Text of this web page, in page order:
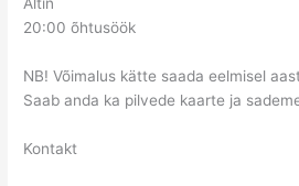
20:00 õhtusöök
NB! Võimalus kätte saada eelmisel
Saab anda ka pilvede kaarte ja
Kontakt